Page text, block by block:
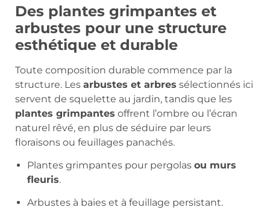
Des plantes grimpantes et
arbustes pour une structure
esthétique et durable
Toute composition durable commence par la
structure. Les arbustes et arbres sélectionnés ici
servent de squelette au jardin, tandis que les
plantes grimpantes offrent l’ombre ou l’écran
naturel rêvé, en plus de séduire par leurs
floraisons ou feuillages panachés.
Plantes grimpantes pour pergolas ou murs
fleuris.
Arbustes à baies et à feuillage persistant.